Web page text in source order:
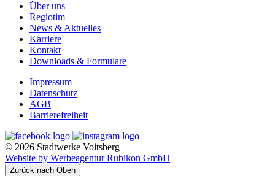
Über uns
Regiotim
News & Aktuelles
Karriere
Kontakt
Downloads & Formulare
Impressum
Datenschutz
AGB
Barrierefreiheit
© 2026 Stadtwerke Voitsberg
Website by Werbeagentur Rubikon GmbH
Zurück nach Oben